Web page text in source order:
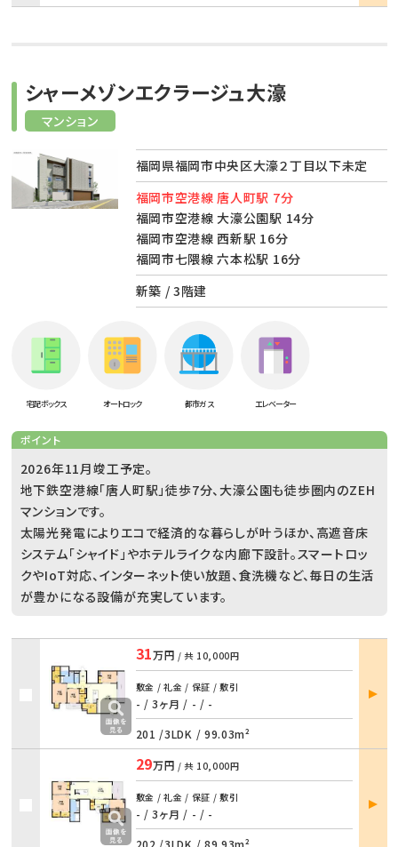
マンション
シャーメゾンエクラージュ大濠
福岡県福岡市中央区大濠２丁目以下未定
福岡市空港線 唐人町駅 7分
福岡市空港線 大濠公園駅 14分
福岡市空港線 西新駅 16分
福岡市七隈線 六本松駅 16分
新築 / 3階建
宅配ボックス オートロック 都市ガス エレベーター
ポイント
2026年11月竣工予定。
地下鉄空港線「唐人町駅」徒歩7分、大濠公園も徒歩圏内のZEH
マンションです。
太陽光発電によりエコで経済的な暮らしが叶うほか、高遮音床
システム「シャイド」やホテルライクな内廊下設計。スマートロッ
クやIoT対応、インターネット使い放題、食洗機など、毎日の生活
が豊かになる設備が充実しています。
31万円 / 共 10,000円
敷金 / 礼金 / 保証 / 敷引
- / 3ヶ月 / - / -
201 /3LDK / 99.03m²
部屋
詳細
29万円 / 共 10,000円
敷金 / 礼金 / 保証 / 敷引
- / 3ヶ月 / - / -
202 /3LDK / 89.93m²
部屋
詳細